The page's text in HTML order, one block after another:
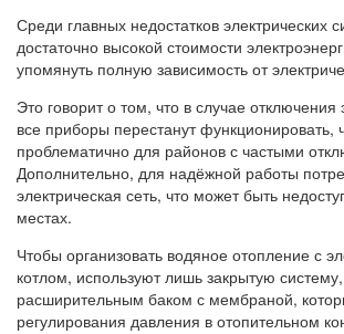
Среди главных недостатков электрических
достаточно высокой стоимости
упомянуть полную зависимость от
Это говорит о том, что в случае отключения
все приборы перестанут функционировать,
проблематично для районов с частыми
Дополнительно, для надёжной работы
электрическая сеть, что может быть
местах.
Чтобы организовать водяное отопление с
котлом, используют лишь закрытую
расширительным баком с мембраной,
регулирования давления в отопительном